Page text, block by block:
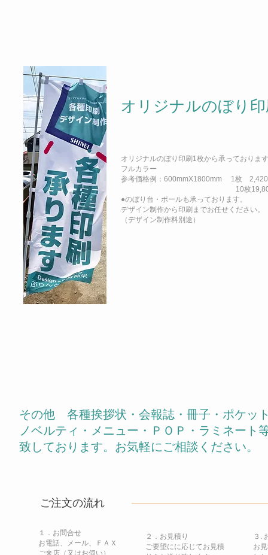
オリジナルのぼり
オリジナルのぼり印刷1枚から承っておりま
フルカラー
参考価格例：600mmX1800mm 1枚
10枚19,800
●のぼり台・ポールも承っております。
デザイン制作から印刷までお任せください。
（デザイン制作料別途）
その他 各種挨拶状・会報誌・冊子・ポケッ
ノベルティ・メニュー・ＰＯＰ・ラミネート
致しております。お気軽にご相談ください。
ご注文の流れ
１．お問合せ
お電話、メール、ＦＡＸ
ご来店（又はお伺い）
２．お見積り
ご要望にに応じてお見積
３.
お